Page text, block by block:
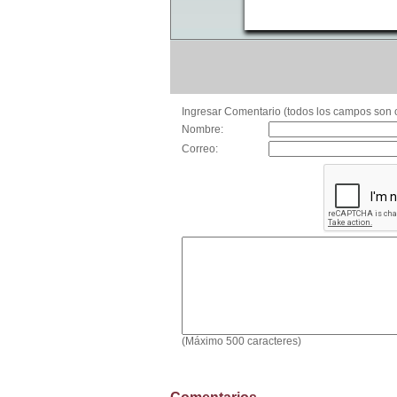
Ingresar Comentario (todos los campos son
Nombre:
Correo:
(Máximo 500 caracteres)